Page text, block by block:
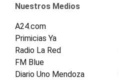
Nuestros Medios
A24.com
Primicias Ya
Radio La Red
FM Blue
Diario Uno Mendoza